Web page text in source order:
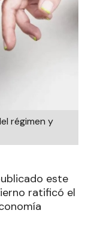
régimen y
este
ratificó el